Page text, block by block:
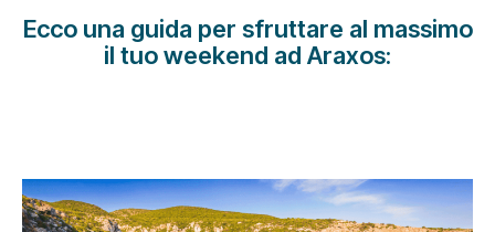
Opportunità di lavoro con Luxair
Ecco una guida per sfruttare al massimo
il tuo weekend ad Araxos: